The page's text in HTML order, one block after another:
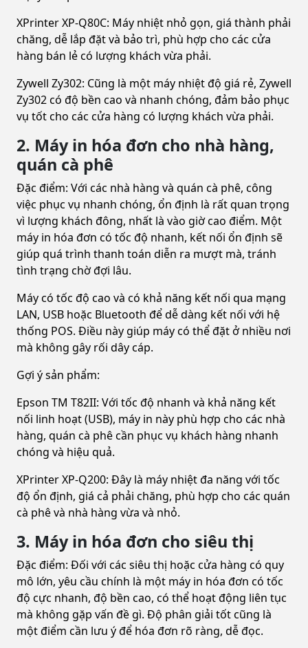
XPrinter XP-Q80C: Máy nhiệt nhỏ gọn, giá thành phải
chăng, dễ lắp đặt và bảo trì, phù hợp cho các cửa
hàng bán lẻ có lượng khách vừa phải.
Zywell Zy302: Cũng là một máy nhiệt độ giá rẻ, Zywell
Zy302 có độ bền cao và nhanh chóng, đảm bảo phục
vụ tốt cho các cửa hàng có lượng khách vừa phải.
2. Máy in hóa đơn cho nhà hàng,
quán cà phê
Đặc điểm: Với các nhà hàng và quán cà phê, công
việc phục vụ nhanh chóng, ổn định là rất quan trọng
vì lượng khách đông, nhất là vào giờ cao điểm. Một
máy in hóa đơn có tốc độ nhanh, kết nối ổn định sẽ
giúp quá trình thanh toán diễn ra mượt mà, tránh
tình trạng chờ đợi lâu.
Máy có tốc độ cao và có khả năng kết nối qua mạng
LAN, USB hoặc Bluetooth để dễ dàng kết nối với hệ
thống POS. Điều này giúp máy có thể đặt ở nhiều nơi
mà không gây rối dây cáp.
Gợi ý sản phẩm:
Epson TM T82II: Với tốc độ nhanh và khả năng kết
nối linh hoạt (USB), máy in này phù hợp cho các nhà
hàng, quán cà phê cần phục vụ khách hàng nhanh
chóng và hiệu quả.
XPrinter XP-Q200: Đây là máy nhiệt đa năng với tốc
độ ổn định, giá cả phải chăng, phù hợp cho các quán
cà phê và nhà hàng vừa và nhỏ.
3. Máy in hóa đơn cho siêu thị
Đặc điểm: Đối với các siêu thị hoặc cửa hàng có quy
mô lớn, yêu cầu chính là một máy in hóa đơn có tốc
độ cực nhanh, độ bền cao, có thể hoạt động liên tục
mà không gặp vấn đề gì. Độ phân giải tốt cũng là
một điểm cần lưu ý để hóa đơn rõ ràng, dễ đọc.